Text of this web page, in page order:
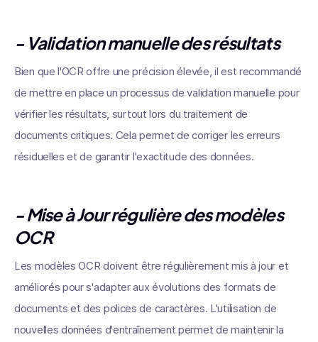
- Validation manuelle des résultats
Bien que l'OCR offre une précision élevée, il est recommandé
de mettre en place un processus de validation manuelle pour
vérifier les résultats, surtout lors du traitement de
documents critiques. Cela permet de corriger les erreurs
résiduelles et de garantir l'exactitude des données.
- Mise à Jour régulière des modèles
OCR
Les modèles OCR doivent être régulièrement mis à jour et
améliorés pour s'adapter aux évolutions des formats de
documents et des polices de caractères. L'utilisation de
nouvelles données d'entraînement permet de maintenir la